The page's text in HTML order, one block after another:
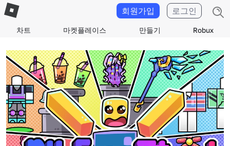
차트 마켓플레이스 만들기 Robux
회원가입 로그인